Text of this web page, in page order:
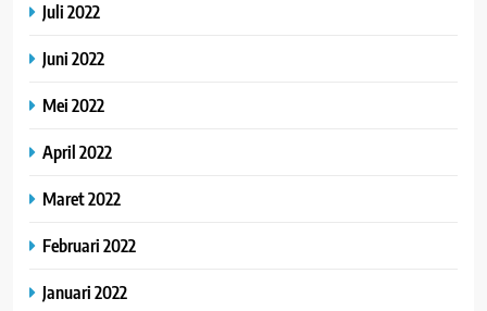
Juli 2022
Juni 2022
Mei 2022
April 2022
Maret 2022
Februari 2022
Januari 2022